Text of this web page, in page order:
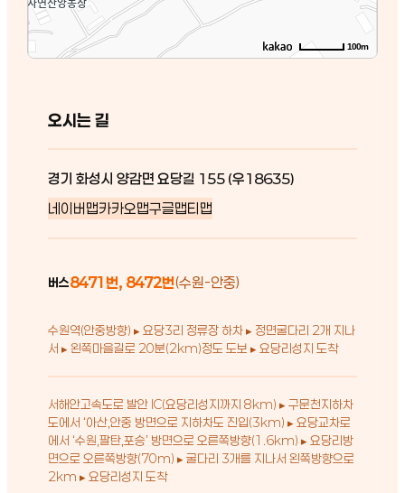
100m
오시는 길
경기 화성시 양감면 요당길 155 (우18635)
네이버맵카카오맵구글맵티맵
버스8471번, 8472번(수원-안중)
수원역(안중방향) ▸ 요당3리 정류장 하차 ▸ 정면굴다리 2개 지나
서 ▸ 왼쪽마을길로 20분(2km)정도 도보 ▸ 요당리성지 도착
서해안고속도로 발안 IC(요당리성지까지 8km) ▸ 구문천지하차
도에서 ‘아산,안중 방면으로 지하차도 진입(3km) ▸ 요당교차로
에서 ‘수원,팔탄,포승’ 방면으로 오른쪽방향(1.6km) ▸ 요당리방
면으로 오른쪽방향(70m) ▸ 굴다리 3개를 지나서 왼쪽방향으로
2km ▸ 요당리성지 도착